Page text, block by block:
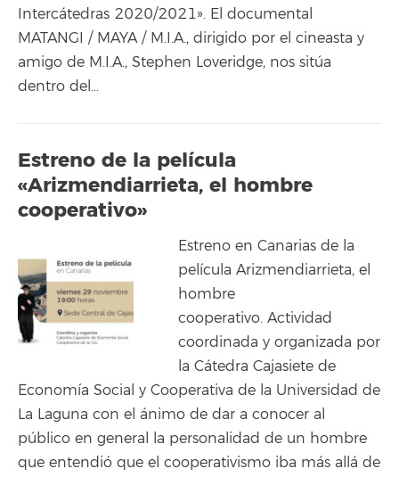
Intercátedras 2020/2021». El documental
MATANGI / MAYA / M.I.A., dirigido por el cineasta y
amigo de M.I.A., Stephen Loveridge, nos sitúa
dentro del…
Estreno de la película
«Arizmendiarrieta, el hombre
cooperativo»
Estreno en Canarias de la
película Arizmendiarrieta, el
hombre
cooperativo. Actividad
coordinada y organizada por
la Cátedra Cajasiete de
Economía Social y Cooperativa de la Universidad de
La Laguna con el ánimo de dar a conocer al
público en general la personalidad de un hombre
que entendió que el cooperativismo iba más allá de